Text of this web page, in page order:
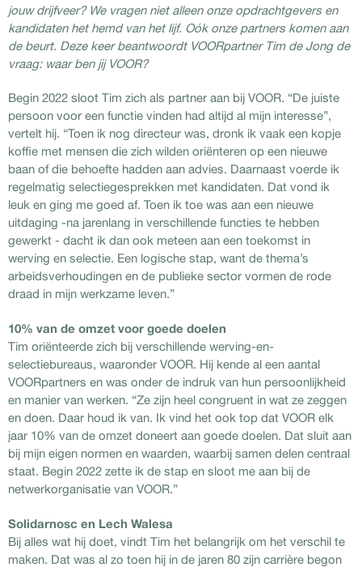
jouw drijfveer? We vragen niet alleen onze opdrachtgevers en
kandidaten het hemd van het lijf. Oók onze partners komen aan
de beurt. Deze keer beantwoordt VOORpartner Tim de Jong de
vraag: waar ben jij VOOR?
Begin 2022 sloot Tim zich als partner aan bij VOOR. “De juiste
persoon voor een functie vinden had altijd al mijn interesse”,
vertelt hij. “Toen ik nog directeur was, dronk ik vaak een kopje
koffie met mensen die zich wilden oriënteren op een nieuwe
baan of die behoefte hadden aan advies. Daarnaast voerde ik
regelmatig selectiegesprekken met kandidaten. Dat vond ik
leuk en ging me goed af. Toen ik toe was aan een nieuwe
uitdaging -na jarenlang in verschillende functies te hebben
gewerkt - dacht ik dan ook meteen aan een toekomst in
werving en selectie. Een logische stap, want de thema’s
arbeidsverhoudingen en de publieke sector vormen de rode
draad in mijn werkzame leven.”
10% van de omzet voor goede doelen
Tim oriënteerde zich bij verschillende werving-en-
selectiebureaus, waaronder VOOR. Hij kende al een aantal
VOORpartners en was onder de indruk van hun persoonlijkheid
en manier van werken. “Ze zijn heel congruent in wat ze zeggen
en doen. Daar houd ik van. Ik vind het ook top dat VOOR elk
jaar 10% van de omzet doneert aan goede doelen. Dat sluit aan
bij mijn eigen normen en waarden, waarbij samen delen centraal
staat. Begin 2022 zette ik de stap en sloot me aan bij de
netwerkorganisatie van VOOR.”
Solidarnosc en Lech Walesa
Bij alles wat hij doet, vindt Tim het belangrijk om het verschil te
maken. Dat was al zo toen hij in de jaren 80 zijn carrière begon